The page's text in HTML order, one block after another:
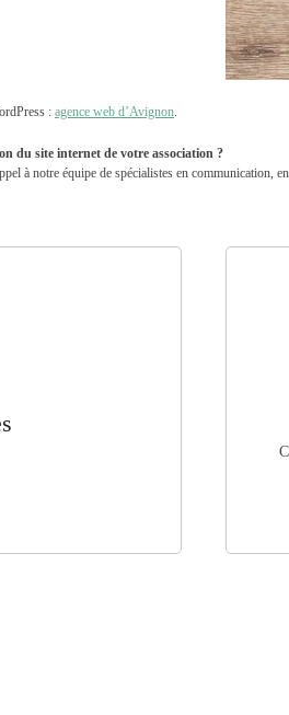
: agence web d’Avignon.
du site internet de votre association ?
à notre équipe de spécialistes en communication,